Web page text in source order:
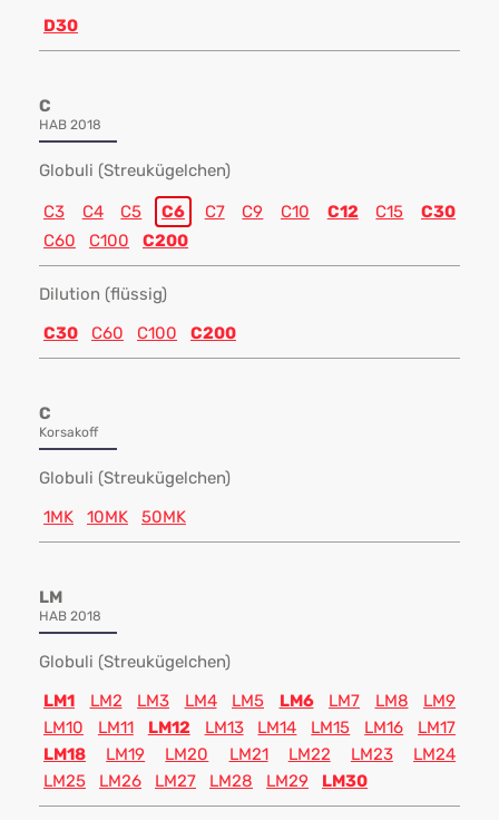
D30
C
HAB 2018
Globuli (Streukügelchen)
C3 C4 C5 C6 C7 C9 C10 C12 C15
C30
C60
C100 C200
Dilution (flüssig)
C30
C60 C100 C200
C
Korsakoff
Globuli (Streukügelchen)
1MK
10MK 50MK
LM
HAB 2018
Globuli (Streukügelchen)
LM1
LM2 LM3 LM4 LM5 LM6 LM7 LM8
LM9
LM10
LM11 LM12 LM13 LM14 LM15 LM16
LM17
LM18
LM19 LM20 LM21 LM22 LM23
LM24
LM25
LM26 LM27 LM28 LM29 LM30